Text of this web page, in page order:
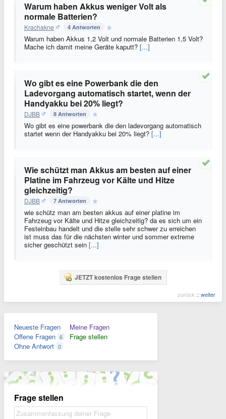
Warum haben Akkus weniger Volt als
normale Batterien?
Krachakne 4 Antworten
Warum haben Akkus 1,2 Volt und normale Batterien 1,5 Volt?
Mache ich damit meine Geräte kaputt? [...]
Wo gibt es eine Powerbank die den
Ladevorgang automatisch startet, wenn der
Handyakku bei 20% liegt?
DJBB 8 Antworten
Wo gibt es eine powerbank die den ladevorgang automatisch
startet wenn der Handyakku bei 20% liegt? [...]
Wie schützt man Akkus am besten auf einer
Platine im Fahrzeug vor Kälte und Hitze
gleichzeitig?
DJBB 7 Antworten
wie schütz man am besten akkus auf einer platine im
Fahrzeug vor Kälte und Hitze gleichzeitig? da es sich um ein
Festeinbau handelt und die stelle sehr schwer zu erreichen
ist muss das für die nächsten winter und sommer extreme
sicher geschützt sein [...]
JETZT kostenlos Frage stellen
zurück :: weiter
Neueste Fragen
Offene Fragen 6
Ohne Antwort 0
Meine Fragen
Frage stellen
Frage stellen